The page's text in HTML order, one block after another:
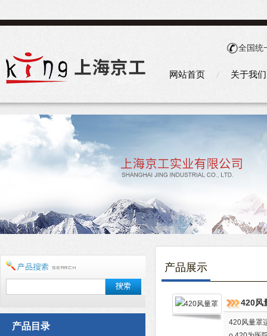
全国统
网站首页 关于我们
产品目录
产品展示
420风
420风量罩